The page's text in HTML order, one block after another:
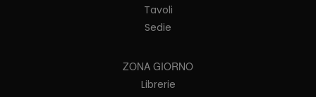
Tavoli
Sedie
ZONA GIORNO
Librerie